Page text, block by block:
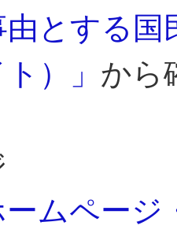
由とする
）」 から
ムページ